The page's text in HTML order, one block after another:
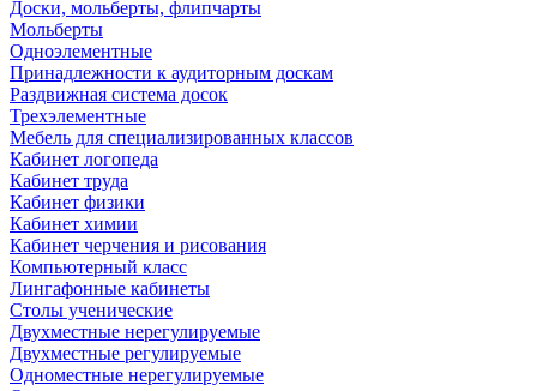
Доски, мольберты, флипчарты
Мольберты
Одноэлементные
Принадлежности к аудиторным доскам
Раздвижная система досок
Трехэлементные
Мебель для специализированных классов
Кабинет логопеда
Кабинет труда
Кабинет физики
Кабинет химии
Кабинет черчения и рисования
Компьютерный класс
Лингафонные кабинеты
Столы ученические
Двухместные нерегулируемые
Двухместные регулируемые
Одноместные нерегулируемые